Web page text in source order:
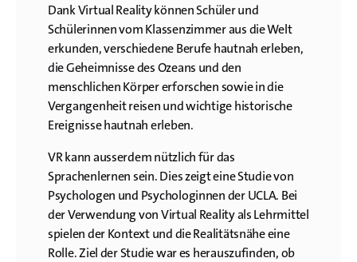
Dank Virtual Reality können Schüler und
Schülerinnen vom Klassenzimmer aus die Welt
erkunden, verschiedene Berufe hautnah erleben,
die Geheimnisse des Ozeans und den
menschlichen Körper erforschen sowie in die
Vergangenheit reisen und wichtige historische
Ereignisse hautnah erleben.
VR kann ausserdem nützlich für das
Sprachenlernen sein. Dies zeigt eine Studie von
Psychologen und Psychologinnen der UCLA. Bei
der Verwendung von Virtual Reality als Lehrmittel
spielen der Kontext und die Realitätsnähe eine
Rolle. Ziel der Studie war es herauszufinden, ob